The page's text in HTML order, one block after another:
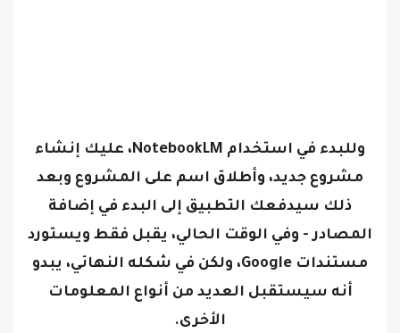
مشروع جديد، وأطلاق اسم على المشروع وبعد
ذلك سيدفعك التطبيق إلى البدء في إضافة
المصادر - وفي الوقت الحالي، يقبل فقط ويستورد
مستندات Google، ولكن في شكله النهائي، يبدو
أنه سيستقبل العديد من أنواع المعلومات
الأخرى.